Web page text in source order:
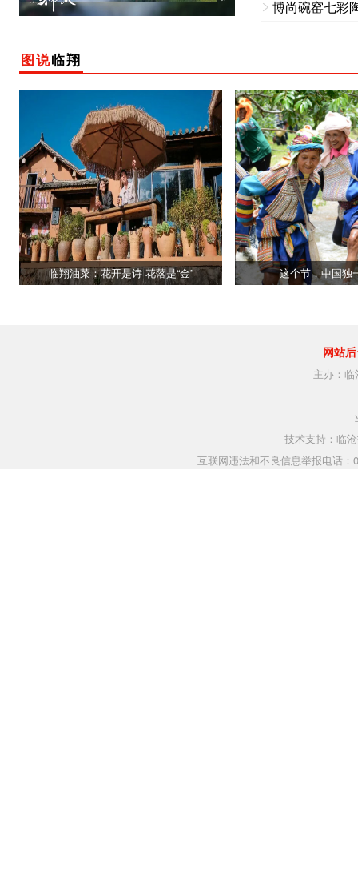
图说临翔
临翔油菜：花开是诗 花落是“金” 这个节，中国独
网站
主办：
技术支持：临
互联网违法和不良信息举报电话